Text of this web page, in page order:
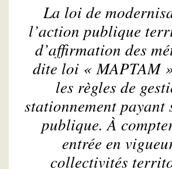
La loi de
l’action publique
d’affirmation des
dite loi « MAPTAM
les règles de
stationnement payant
publique. À
entrée en
collectivités